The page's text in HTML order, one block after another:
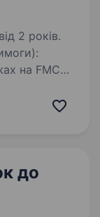
2 років.
на FMCG-
до